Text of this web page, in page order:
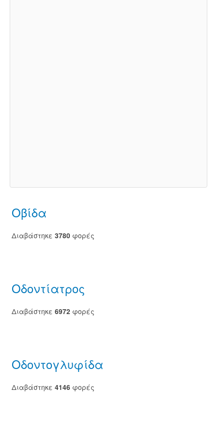
Οβίδα
Διαβάστηκε 3780 φορές
Οδοντίατρος
Διαβάστηκε 6972 φορές
Οδοντογλυφίδα
Διαβάστηκε 4146 φορές